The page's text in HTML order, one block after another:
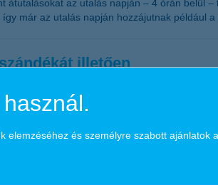
az utalás napján – 4 órán belül
már az utalás napján hozzájutnak például a
illetően
jelentős létszámbővítés, igaz, leépítés
más egyéb tényezőt - így például a
és személyre szabott ajánlatok